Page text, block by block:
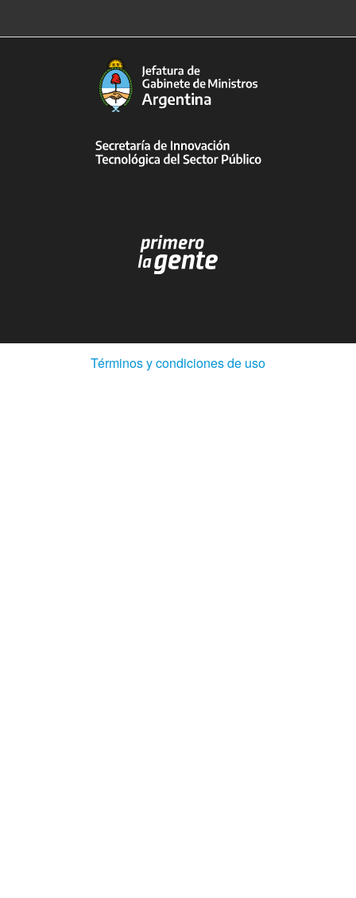
Términos y condiciones de uso(Abre